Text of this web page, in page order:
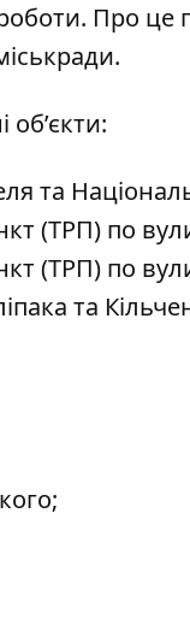
Про це
об’єкти:
та
(ТРП) по
(ТРП) по
та